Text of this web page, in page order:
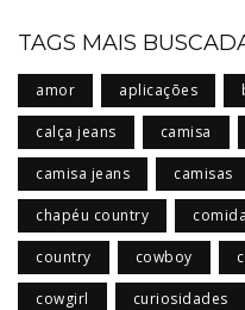
TAGS MAIS
amor aplicações
calça jeans camisa
camisa jeans camisas
chapéu country
country cowboy
cowgirl curiosidades